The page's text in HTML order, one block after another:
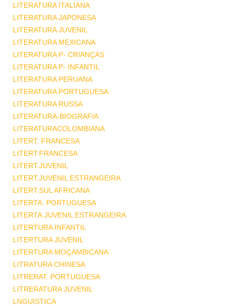
LITERATURA ITALIANA
LITERATURA JAPONESA
LITERATURA JUVENIL
LITERATURA MEXICANA
LITERATURA P- CRIANÇAS
LITERATURA P- INFANTIL
LITERATURA PERUANA
LITERATURA PORTUGUESA
LITERATURA RUSSA
LITERATURA-BIOGRAFIA
LITERATURACOLOMBIANA
LITERT. FRANCESA
LITERT.FRANCESA
LITERT.JUVENIL
LITERT.JUVENIL ESTRANGEIRA
LITERT.SUL AFRICANA
LITERTA. PORTUGUESA
LITERTA.JUVENIL ESTRANGEIRA
LITERTURA INFANTIL
LITERTURA JUVENIL
LITERTURA MOÇAMBICANA
LITRATURA CHINESA
LITRERAT. PORTUGUESA
LITRERATURA JUVENIL
LNGUISTICA